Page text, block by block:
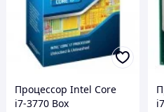
Процессор Intel Core
i7-3770 Box